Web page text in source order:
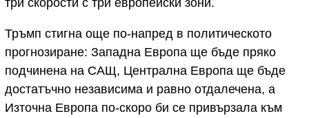
Тръмп стигна още по-напред в политическото
прогнозиране: Западна Европа ще бъде пряко
подчинена на САЩ, Централна Европа ще бъде
достатъчно независима и равно отдалечена, а
Източна Европа по-скоро би се привързала към